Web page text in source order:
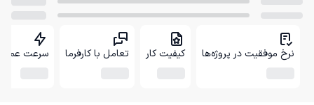
نرخ موفقیت در پروژه‌ها کیفیت کار تعامل با کارفرما سرعت عمل